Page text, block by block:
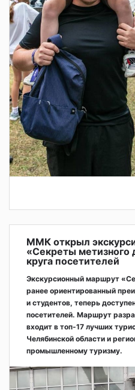
ММК открыл
«Секреты метизного
круга посетителей
Экскурсионный маршрут
ранее ориентированный
и студентов, теперь
посетителей. Маршрут
входит в топ-17 лучших
Челябинской области и
промышленному туризму.